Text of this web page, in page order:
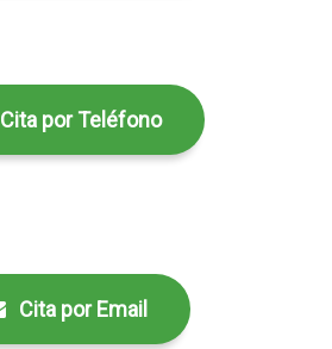
Cita por Teléfono
Cita por Email